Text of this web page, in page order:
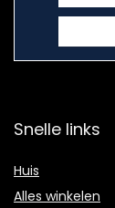
Snelle links
Huis
Alles winkelen